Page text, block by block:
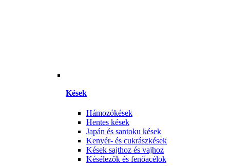
Kések
Hámozókések
Hentes kések
Japán és santoku kések
Kenyér- és cukrászkések
Kések sajthoz és vajhoz
Késélezők és fenőacélok